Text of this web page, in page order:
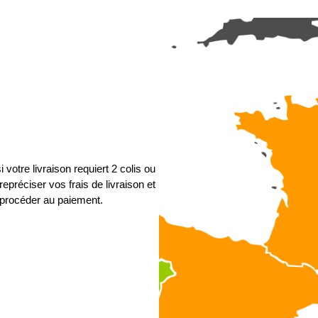
livraison requiert 2 colis ou
vos frais de livraison et
au paiement.